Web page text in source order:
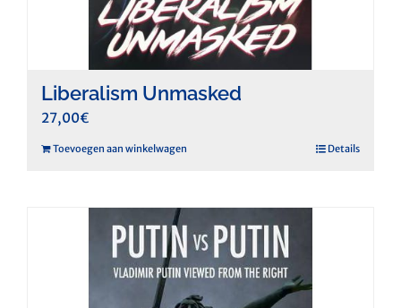
Liberalism Unmasked
27,00€
Toevoegen aan winkelwagen Details